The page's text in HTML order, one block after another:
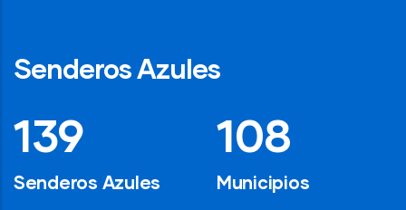
Senderos Azules
194
Senderos Azules
154
Municipios